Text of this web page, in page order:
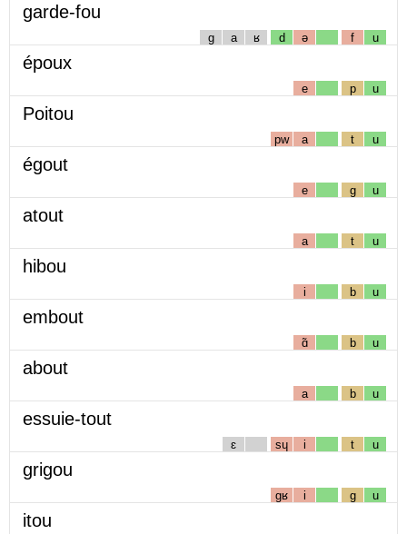
garde-fou
g a ʁ d ə f u
époux
e p u
Poitou
pw a t u
égout
e g u
atout
a t u
hibou
i b u
embout
ɑ̃ b u
about
a b u
essuie-tout
ɛ sɥ i t u
grigou
gʁ i g u
itou